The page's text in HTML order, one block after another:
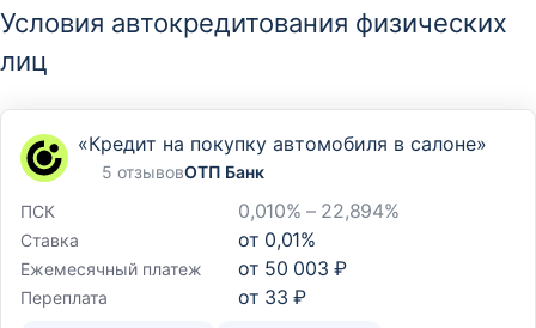
Условия автокредитования физических
лиц
«Кредит на покупку автомобиля в салоне»
5 отзывовОТП Банк
ПСК
0,010% – 22,894%
Ставка от 0,01%
Ежемесячный платеж от 50 003 ₽
Переплата от 33 ₽